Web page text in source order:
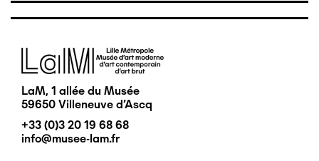
Image
LaM, 1 allée du Musée
59650 Villeneuve d'Ascq
+33 (0)3 20 19 68 68
info@musee-lam.fr